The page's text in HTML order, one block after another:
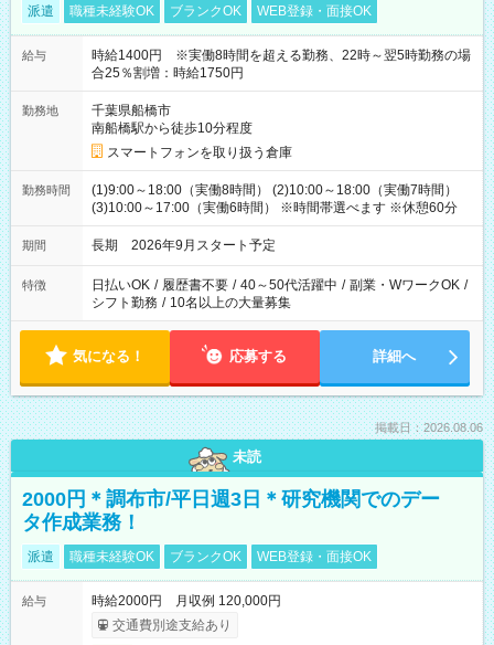
派遣 職種未経験OK ブランクOK WEB登録・面接OK
給与
時給1400円 ※実働8時間を超える勤務、22時～翌5時勤務の場
合25％割増：時給1750円
勤務地
千葉県船橋市
南船橋駅から徒歩10分程度
スマートフォンを取り扱う倉庫
勤務時間
(1)9:00～18:00（実働8時間） (2)10:00～18:00（実働7時間）
(3)10:00～17:00（実働6時間） ※時間帯選べます ※休憩60分
期間 長期 2026年9月スタート予定
特徴 日払いOK / 履歴書不要 / 40～50代活躍中 / 副業・WワークOK /
シフト勤務 / 10名以上の大量募集
気になる！ 応募する 詳細へ
掲載日：2026.08.06
未読
2000円＊調布市/平日週3日＊研究機関でのデー
タ作成業務！
派遣 職種未経験OK ブランクOK WEB登録・面接OK
給与
時給2000円 月収例 120,000円
交通費別途支給あり